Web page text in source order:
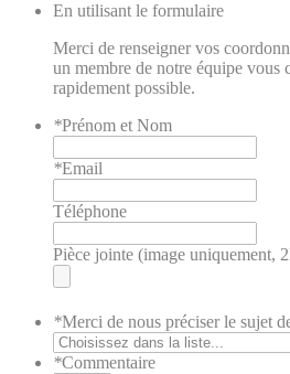
En utilisant le formulaire
Merci de renseigner vos
un membre de notre équipe vous
rapidement possible.
*Prénom et Nom
*Email
Téléphone
Pièce jointe (image uniquement,
*Merci de nous préciser le sujet
*Commentaire